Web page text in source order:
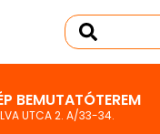
BEMUTATÓTEREM
UTCA 2. A/33-34.